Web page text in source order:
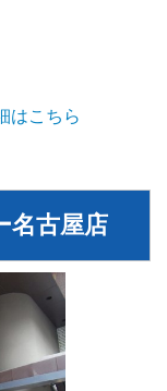
こちら
名古屋店